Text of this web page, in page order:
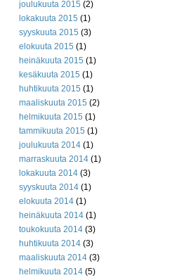
joulukuuta 2015 (2)
lokakuuta 2015 (1)
syyskuuta 2015 (3)
elokuuta 2015 (1)
heinäkuuta 2015 (1)
kesäkuuta 2015 (1)
huhtikuuta 2015 (1)
maaliskuuta 2015 (2)
helmikuuta 2015 (1)
tammikuuta 2015 (1)
joulukuuta 2014 (1)
marraskuuta 2014 (1)
lokakuuta 2014 (3)
syyskuuta 2014 (1)
elokuuta 2014 (1)
heinäkuuta 2014 (1)
toukokuuta 2014 (3)
huhtikuuta 2014 (3)
maaliskuuta 2014 (3)
helmikuuta 2014 (5)